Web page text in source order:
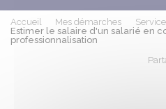
Accueil Mes démarches
Estimer le salaire d'un salarié en
professionnalisation